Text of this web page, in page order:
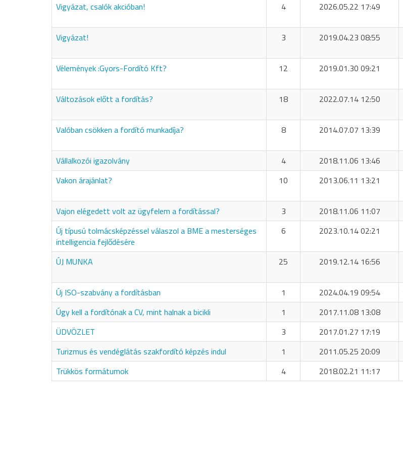
Vigyázat, csalók akcióban!
4 2026.05.22 17:49
Vigyázat!
3 2019.04.23 08:55
Vélemények :Gyors-Fordító Kft?
12 2019.01.30 09:21
Változások előtt a fordítás?
18 2022.07.14 12:50
Valóban csökken a fordító munkadíja?
8 2014.07.07 13:39
Vállalkozói igazolvány
4 2018.11.06 13:46
Vakon árajánlat?
10 2013.06.11 13:21
Vajon elégedett volt az ügyfelem a fordítással?
3 2018.11.06 11:07
Új típusú tolmácsképzéssel válaszol a BME a mesterséges
intelligencia fejlődésére
6 2023.10.14 02:21
ÚJ MUNKA
25 2019.12.14 16:56
Új ISO-szabvány a fordításban
1 2024.04.19 09:54
Úgy kell a fordítónak a CV, mint halnak a bicikli
1 2017.11.08 13:08
ÜDVÖZLET
3 2017.01.27 17:19
Turizmus és vendéglátás szakfordító képzés indul
1 2011.05.25 20:09
Trükkös formátumok
4 2018.02.21 11:17